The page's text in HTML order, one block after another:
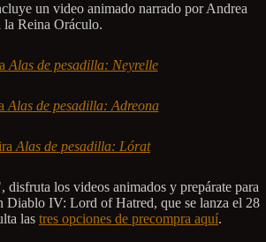
un video animado narrado por Andrea
la Reina Oráculo.
Alas de pesadilla: Neyrelle
Alas de pesadilla: Adreona
Alas de pesadilla: Lórat
los videos animados y prepárate para
Diablo IV: Lord of Hatred, que se lanza el 28
las tres opciones de precompra aquí.